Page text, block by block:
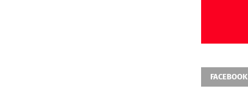
FACEBOOK